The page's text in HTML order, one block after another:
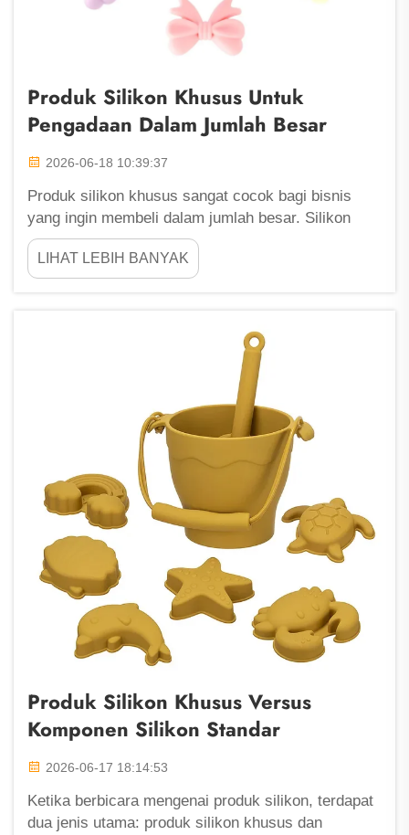
Produk Silikon Khusus Untuk
Pengadaan Dalam Jumlah Besar
2026-06-18 10:39:37
Produk silikon khusus sangat cocok bagi bisnis
yang ingin membeli dalam jumlah besar. Silikon
adalah bahan yang fleksibel dan tahan banting,
sehingga ideal untuk berbagai kegunaan. Di Fu
Zhou ShengLeaf, kami berfokus pada pembuatan
LIHAT LEBIH BANYAK
Produk Silikon Khusus Versus
Komponen Silikon Standar
2026-06-17 18:14:53
Ketika berbicara mengenai produk silikon, terdapat
dua jenis utama: produk silikon khusus dan